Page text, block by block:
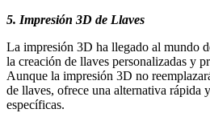
5. Impresión 3D de Llaves
La impresión 3D ha llegado al mundo
la creación de llaves personalizadas y
Aunque la impresión 3D no
de llaves, ofrece una alternativa rápida
específicas.